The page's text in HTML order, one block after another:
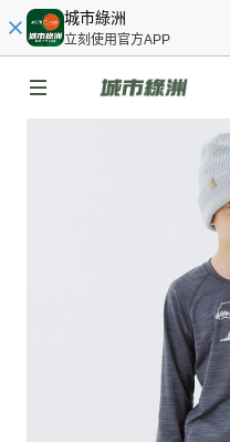
城市綠洲
立刻使用官方APP